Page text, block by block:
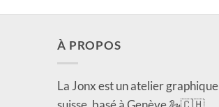
À PROPOS
La Jonx est un atelier graphique